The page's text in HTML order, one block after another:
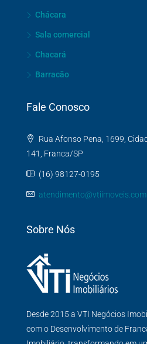
Chácara
Sala comercial
Chacará
Barracão
Fale Conosco
Rua Afonso Pena, 1699,
141, Franca/SP
(16) 98127-0195
Sobre Nós
Desde 2015 a VTI Negócios
com o Desenvolvimento de